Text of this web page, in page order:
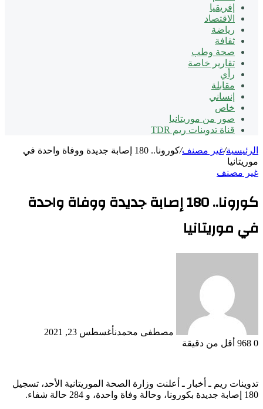
إفريقيا
الاقتصاد
رياضة
ثقافة
صحة وطب
تقارير خاصة
رأي
مقابلة
إنساني
خاص
صور من موريتانيا
قناة تدوينات ريم TDR
الرئيسية/غير مصنف/
كورونا.. 180 إصابة جديدة ووفاة واحدة في
موريتانيا
غير مصنف
كورونا.. 180 إصابة جديدة ووفاة واحدة
في موريتانيا
مصطفى محمدنأغسطس 23, 2021
0
أقل من دقيقة
تدوينات ريم ـ أخبار ـ أعلنت وزارة الصحة الموريتانية الأحد، تسجيل
180 إصابة جديدة بكورونا، وحالة وفاة واحدة، و 284 حالة شفاء.